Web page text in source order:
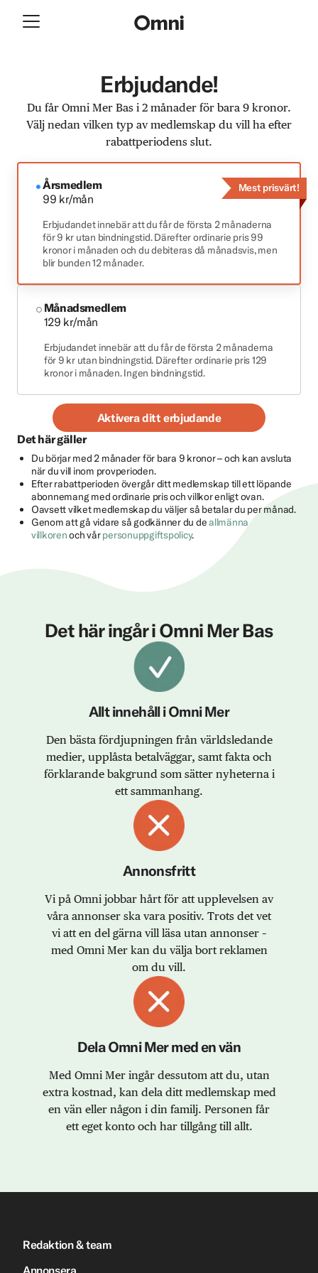
Erbjudande!
Du får Omni Mer Bas i 2 månader för bara 9 kronor.
Välj nedan vilken typ av medlemskap du vill ha efter
rabattperiodens slut.
Årsmedlem
99 kr/mån
Erbjudandet innebär att du får de första 2 månaderna
för 9 kr utan bindningstid. Därefter ordinarie pris 99
kronor i månaden och du debiteras då månadsvis, men
blir bunden 12 månader.
Mest prisvärt!
Månadsmedlem
129 kr/mån
Erbjudandet innebär att du får de första 2 månaderna
för 9 kr utan bindningstid. Därefter ordinarie pris 129
kronor i månaden. Ingen bindningstid.
Aktivera ditt erbjudande
Det här gäller
Du börjar med 2 månader för bara 9 kronor – och kan avsluta
när du vill inom provperioden.
Efter rabattperioden övergår ditt medlemskap till ett löpande
abonnemang med ordinarie pris och villkor enligt ovan.
Oavsett vilket medlemskap du väljer så betalar du per månad.
Genom att gå vidare så godkänner du deallmänna
villkorenoch vårpersonuppgiftspolicy.
Det här ingår i Omni Mer Bas
Allt innehåll i Omni Mer
Den bästa fördjupningen från världsledande
medier, upplåsta betalväggar, samt fakta och
förklarande bakgrund som sätter nyheterna i
ett sammanhang.
Annonsfritt
Vi på Omni jobbar hårt för att upplevelsen av
våra annonser ska vara positiv. Trots det vet
vi att en del gärna vill läsa utan annonser –
med Omni Mer kan du välja bort reklamen
om du vill.
Dela Omni Mer med en vän
Med Omni Mer ingår dessutom att du, utan
extra kostnad, kan dela ditt medlemskap med
en vän eller någon i din familj. Personen får
ett eget konto och har tillgång till allt.
Redaktion & team